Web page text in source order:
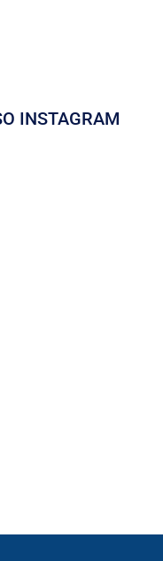
INSTAGRAM